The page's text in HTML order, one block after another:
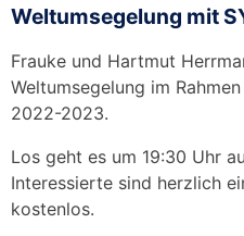
Weltumsegelung mit
Frauke und Hartmut
Weltumsegelung im
2022-2023.
Los geht es um 19:30 Uhr
Interessierte sind herzlich
kostenlos.